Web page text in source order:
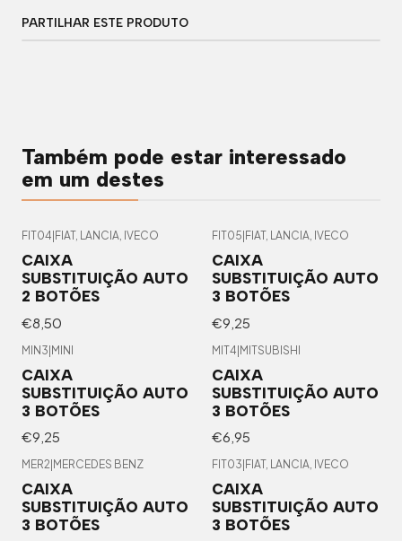
PARTILHAR ESTE PRODUTO
Também pode estar interessado
em um destes
FIT04 FIAT, LANCIA, IVECO
CAIXA
SUBSTITUIÇÃO AUTO
2 BOTÕES
€8,50
FIT05 FIAT, LANCIA, IVECO
CAIXA
SUBSTITUIÇÃO AUTO
3 BOTÕES
€9,25
MIN3|MINI
CAIXA
SUBSTITUIÇÃO AUTO
3 BOTÕES
€9,25
MIT4|MITSUBISHI
CAIXA
SUBSTITUIÇÃO AUTO
3 BOTÕES
€6,95
MER2 MERCEDES BENZ
CAIXA
SUBSTITUIÇÃO AUTO
3 BOTÕES
FIT03 FIAT, LANCIA, IVECO
CAIXA
SUBSTITUIÇÃO AUTO
3 BOTÕES